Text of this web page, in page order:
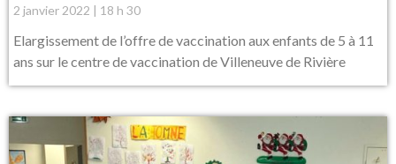
2 janvier 2022 18 h 30
Elargissement de l’offre de vaccination aux enfants de 5 à 11
ans sur le centre de vaccination de Villeneuve de Rivière